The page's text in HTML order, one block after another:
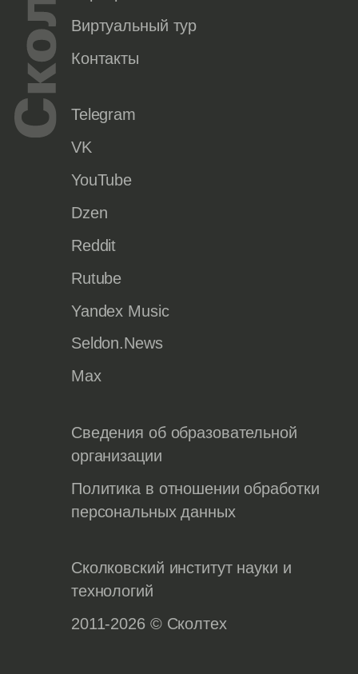
Виртуальный тур
Контакты
Telegram
VK
YouTube
Dzen
Reddit
Rutube
Yandex Music
Seldon.News
Max
Сведения об образовательной
организации
Политика в отношении обработки
персональных данных
Сколковский институт науки и
технологий
2011-2026 © Сколтех